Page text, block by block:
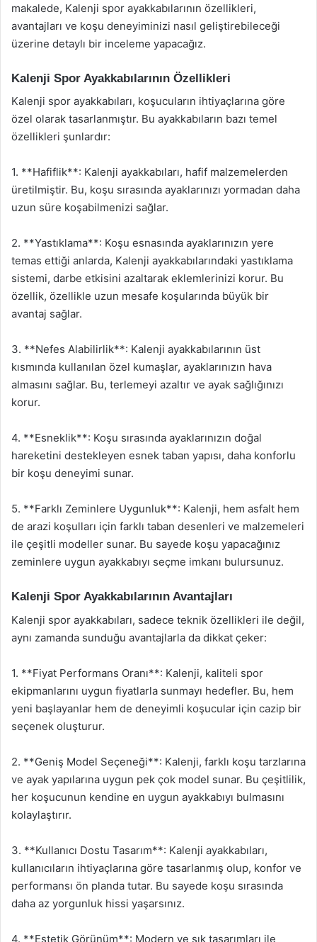
makalede, Kalenji spor ayakkabılarının özellikleri,
avantajları ve koşu deneyiminizi nasıl geliştirebileceği
üzerine detaylı bir inceleme yapacağız.
Kalenji Spor Ayakkabılarının Özellikleri
Kalenji spor ayakkabıları, koşucuların ihtiyaçlarına göre
özel olarak tasarlanmıştır. Bu ayakkabıların bazı temel
özellikleri şunlardır:
1. **Hafiflik**: Kalenji ayakkabıları, hafif malzemelerden
üretilmiştir. Bu, koşu sırasında ayaklarınızı yormadan daha
uzun süre koşabilmenizi sağlar.
2. **Yastıklama**: Koşu esnasında ayaklarınızın yere
temas ettiği anlarda, Kalenji ayakkabılarındaki yastıklama
sistemi, darbe etkisini azaltarak eklemlerinizi korur. Bu
özellik, özellikle uzun mesafe koşularında büyük bir
avantaj sağlar.
3. **Nefes Alabilirlik**: Kalenji ayakkabılarının üst
kısmında kullanılan özel kumaşlar, ayaklarınızın hava
almasını sağlar. Bu, terlemeyi azaltır ve ayak sağlığınızı
korur.
4. **Esneklik**: Koşu sırasında ayaklarınızın doğal
hareketini destekleyen esnek taban yapısı, daha konforlu
bir koşu deneyimi sunar.
5. **Farklı Zeminlere Uygunluk**: Kalenji, hem asfalt hem
de arazi koşulları için farklı taban desenleri ve malzemeleri
ile çeşitli modeller sunar. Bu sayede koşu yapacağınız
zeminlere uygun ayakkabıyı seçme imkanı bulursunuz.
Kalenji Spor Ayakkabılarının Avantajları
Kalenji spor ayakkabıları, sadece teknik özellikleri ile değil,
aynı zamanda sunduğu avantajlarla da dikkat çeker:
1. **Fiyat Performans Oranı**: Kalenji, kaliteli spor
ekipmanlarını uygun fiyatlarla sunmayı hedefler. Bu, hem
yeni başlayanlar hem de deneyimli koşucular için cazip bir
seçenek oluşturur.
2. **Geniş Model Seçeneği**: Kalenji, farklı koşu tarzlarına
ve ayak yapılarına uygun pek çok model sunar. Bu çeşitlilik,
her koşucunun kendine en uygun ayakkabıyı bulmasını
kolaylaştırır.
3. **Kullanıcı Dostu Tasarım**: Kalenji ayakkabıları,
kullanıcıların ihtiyaçlarına göre tasarlanmış olup, konfor ve
performansı ön planda tutar. Bu sayede koşu sırasında
daha az yorgunluk hissi yaşarsınız.
4. **Estetik Görünüm**: Modern ve şık tasarımları ile